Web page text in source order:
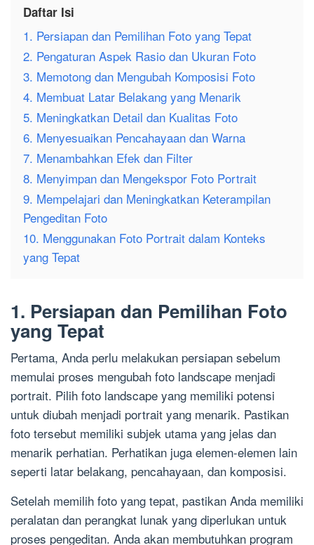
Daftar Isi
1. Persiapan dan Pemilihan Foto yang Tepat
2. Pengaturan Aspek Rasio dan Ukuran Foto
3. Memotong dan Mengubah Komposisi Foto
4. Membuat Latar Belakang yang Menarik
5. Meningkatkan Detail dan Kualitas Foto
6. Menyesuaikan Pencahayaan dan Warna
7. Menambahkan Efek dan Filter
8. Menyimpan dan Mengekspor Foto Portrait
9. Mempelajari dan Meningkatkan Keterampilan
Pengeditan Foto
10. Menggunakan Foto Portrait dalam Konteks
yang Tepat
1. Persiapan dan Pemilihan Foto
yang Tepat
Pertama, Anda perlu melakukan persiapan sebelum
memulai proses mengubah foto landscape menjadi
portrait. Pilih foto landscape yang memiliki potensi
untuk diubah menjadi portrait yang menarik. Pastikan
foto tersebut memiliki subjek utama yang jelas dan
menarik perhatian. Perhatikan juga elemen-elemen lain
seperti latar belakang, pencahayaan, dan komposisi.
Setelah memilih foto yang tepat, pastikan Anda memiliki
peralatan dan perangkat lunak yang diperlukan untuk
proses pengeditan. Anda akan membutuhkan program